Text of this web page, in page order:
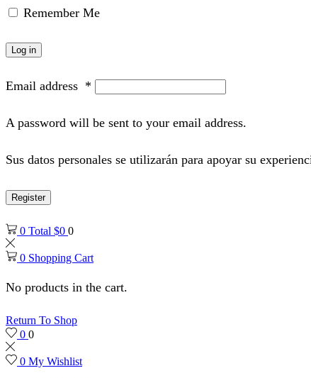
Remember Me
Log in
Email address *
A password will be sent to your email address.
Sus datos personales se utilizarán para apoyar su
Register
0 Total $0 0
0 Shopping Cart
No products in the cart.
Return To Shop
0 0
0 My Wishlist